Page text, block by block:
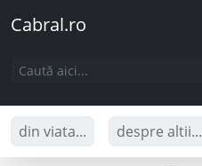
Cabral.ro
din viata... despre altii...